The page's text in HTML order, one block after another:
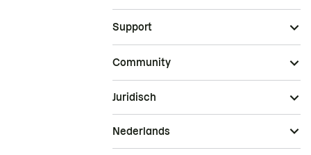
Support
Community
Juridisch
Nederlands